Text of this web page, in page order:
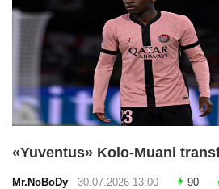
«Yuventus» Kolo-Muani
Mr.NoBoDy 30.07.2026 13:00 90